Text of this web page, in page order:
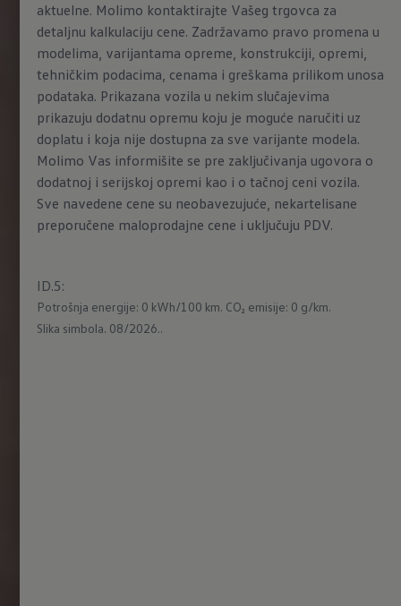
aktuelne. Molimo kontaktirajte Vašeg trgovca za
detaljnu kalkulaciju cene. Zadržavamo pravo promena u
modelima, varijantama opreme, konstrukciji, opremi,
tehničkim podacima, cenama i greškama prilikom unosa
podataka. Prikazana vozila u nekim slučajevima
prikazuju dodatnu opremu koju je moguće naručiti uz
doplatu i koja nije dostupna za sve varijante modela.
Molimo Vas informišite se pre zaključivanja ugovora o
dodatnoj i serijskoj opremi kao i o tačnoj ceni vozila.
Sve navedene cene su neobavezujuće, nekartelisane
preporučene maloprodajne cene i uključuju PDV.
ID.5:
Potrošnja energije: 0 kWh/100 km. CO₂ emisije: 0 g/km.
Slika simbola. 08/2026..